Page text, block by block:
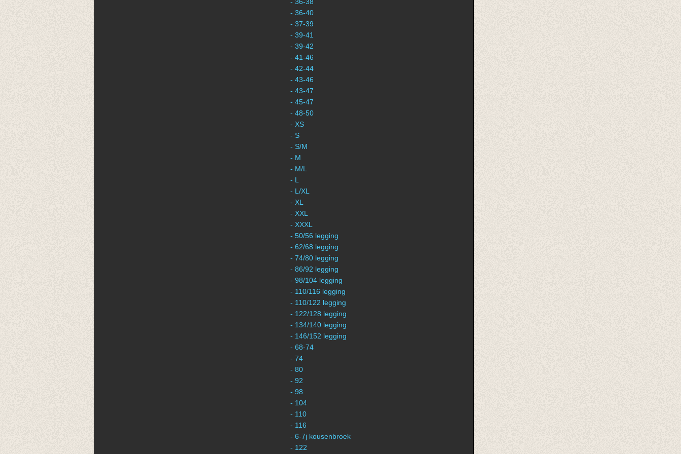
- 36-40
- 37-39
- 39-41
- 39-42
- 41-46
- 42-44
- 43-46
- 43-47
- 45-47
- 48-50
- XS
- S
- S/M
- M
- M/L
- L
- L/XL
- XL
- XXL
- XXXL
- 50/56 legging
- 62/68 legging
- 74/80 legging
- 86/92 legging
- 98/104 legging
- 110/116 legging
- 110/122 legging
- 122/128 legging
- 134/140 legging
- 146/152 legging
- 68-74
- 74
- 80
- 92
- 98
- 104
- 110
- 116
- 6-7j kousenbroek
- 122